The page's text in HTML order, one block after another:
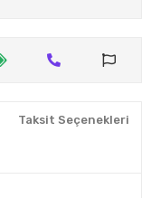
Taksit Seçenekleri